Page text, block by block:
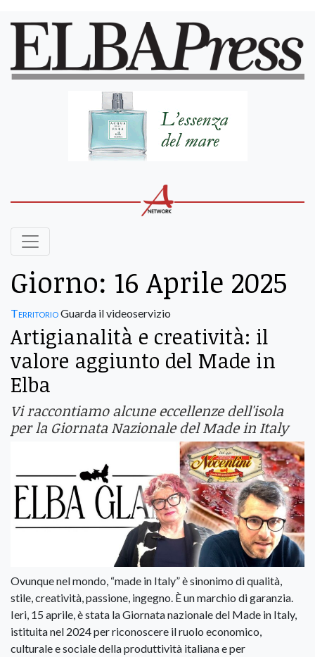
Giorno: 16 Aprile 2025
TerritorioGuarda il videoservizio
Artigianalità e creatività: il
valore aggiunto del Made in
Elba
Vi raccontiamo alcune eccellenze dell'isola
per la Giornata Nazionale del Made in Italy
Ovunque nel mondo, “made in Italy” è sinonimo di qualità,
stile, creatività, passione, ingegno. È un marchio di garanzia.
Ieri, 15 aprile, è stata la Giornata nazionale del Made in Italy,
istituita nel 2024 per riconoscere il ruolo economico,
culturale e sociale della produttività italiana e per